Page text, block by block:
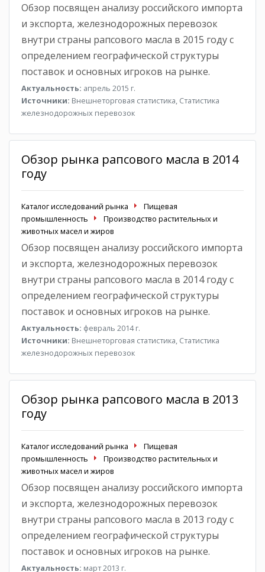
Обзор посвящен анализу российского импорта
и экспорта, железнодорожных перевозок
внутри страны рапсового масла в 2015 году с
определением географической структуры
поставок и основных игроков на рынке.
Актуальность: апрель 2015 г.
Источники: Внешнеторговая статистика, Статистика
железнодорожных перевозок
Обзор рынка рапсового масла в 2014
году
Каталог исследований рынка
Пищевая
промышленность
Производство растительных и
животных масел и жиров
Обзор посвящен анализу российского импорта
и экспорта, железнодорожных перевозок
внутри страны рапсового масла в 2014 году с
определением географической структуры
поставок и основных игроков на рынке.
Актуальность: февраль 2014 г.
Источники: Внешнеторговая статистика, Статистика
железнодорожных перевозок
Обзор рынка рапсового масла в 2013
году
Каталог исследований рынка
Пищевая
промышленность
Производство растительных и
животных масел и жиров
Обзор посвящен анализу российского импорта
и экспорта, железнодорожных перевозок
внутри страны рапсового масла в 2013 году с
определением географической структуры
поставок и основных игроков на рынке.
Актуальность: март 2013 г.